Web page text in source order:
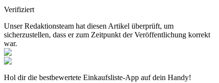
Verifiziert
Unser Redaktionsteam hat diesen Artikel überprüft, um
sicherzustellen, dass er zum Zeitpunkt der Veröffentlichung korrekt
war.
Hol dir die bestbewertete Einkaufsliste-App auf dein Handy!